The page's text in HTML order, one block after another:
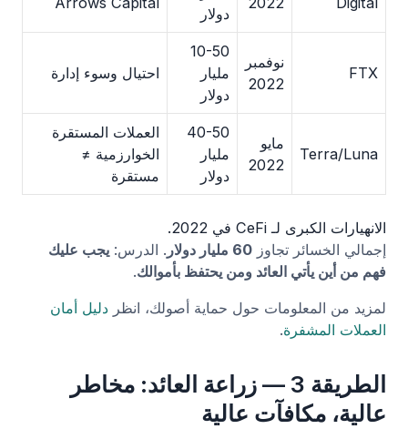
دولار
FTX
نوفمبر
2022
10-50
مليار
دولار
احتيال وسوء إدارة
Terra/Luna
مايو
2022
40-50
مليار
دولار
العملات المستقرة
الخوارزمية ≠
مستقرة
الانهيارات الكبرى لـ CeFi في 2022.
إجمالي الخسائر تجاوز 60 مليار دولار . الدرس: يجب عليك
فهم من أين يأتي العائد ومن يحتفظ بأموالك.
لمزيد من المعلومات حول حماية أصولك، انظر دليل أمان
العملات المشفرة.
الطريقة 3 — زراعة العائد: مخاطر
عالية، مكافآت عالية